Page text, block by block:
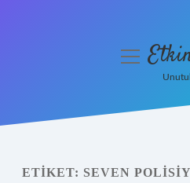
Yasal Uyarı
menüyü
ETIKET: SEVEN